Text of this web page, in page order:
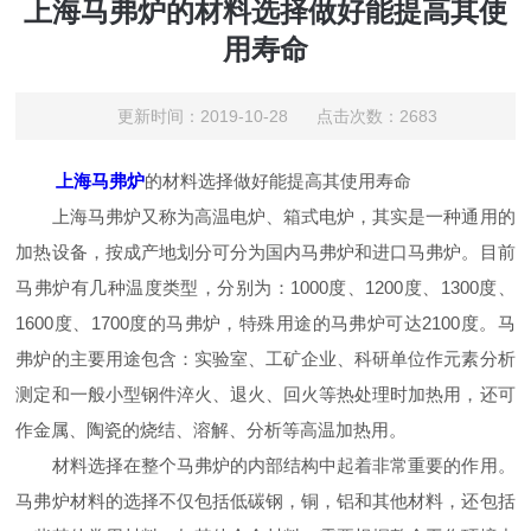
上海马弗炉的材料选择做好能提高其使
用寿命
更新时间：2019-10-28 点击次数：2683
上海马弗炉的材料选择做好能提高其使用寿命
上海马弗炉又称为高温电炉、箱式电炉，其实是一种通用的
加热设备，按成产地划分可分为国内马弗炉和进口马弗炉。目前
马弗炉有几种温度类型，分别为：1000度、1200度、1300度、
1600度、1700度的马弗炉，特殊用途的马弗炉可达2100度。马
弗炉的主要用途包含：实验室、工矿企业、科研单位作元素分析
测定和一般小型钢件淬火、退火、回火等热处理时加热用，还可
作金属、陶瓷的烧结、溶解、分析等高温加热用。
材料选择在整个马弗炉的内部结构中起着非常重要的作用。
马弗炉材料的选择不仅包括低碳钢，铜，铝和其他材料，还包括